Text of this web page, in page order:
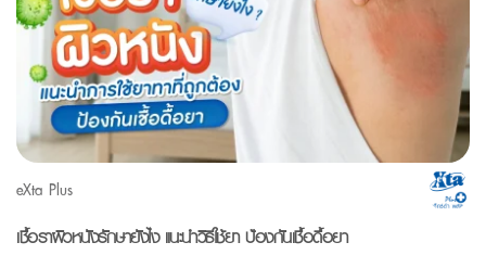
eXta Plus
เชื้อราผิวหนังรักษายังไง แนะนำวิธีใช้ยา ป้องกันเชื้อดื้อยา